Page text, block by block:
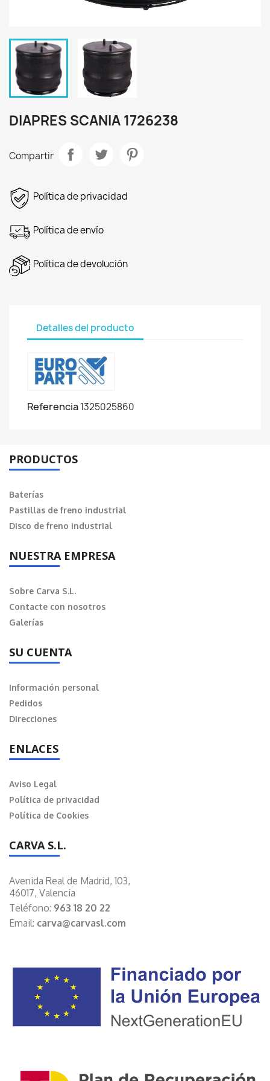
DIAPRES SCANIA 1726238
Compartir
Política de privacidad
Política de envío
Política de devolución
Detalles del producto
Referencia1325025860
PRODUCTOS
Baterías
Pastillas de freno industrial
Disco de freno industrial
NUESTRA EMPRESA
Sobre Carva S.L.
Contacte con nosotros
Galerías
SU CUENTA
Información personal
Pedidos
Direcciones
ENLACES
Aviso Legal
Política de privacidad
Política de Cookies
CARVA S.L.
Avenida Real de Madrid, 103,
46017, Valencia
Teléfono: 963 18 20 22
Email: carva@carvasl.com